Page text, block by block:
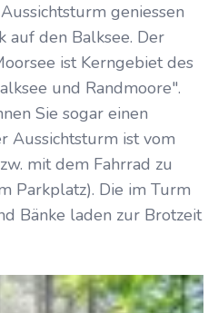
geniessen
auf den Balksee. Der
ist Kerngebiet des
und Randmoore".
Sie sogar einen
Aussichtsturm ist vom
mit dem Fahrrad zu
Parkplatz). Die im Turm
Bänke laden zur Brotzeit